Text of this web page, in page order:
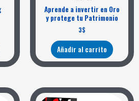
Aprende a invertir en Oro
y protege tu Patrimonio
3$
Añadir al carrito